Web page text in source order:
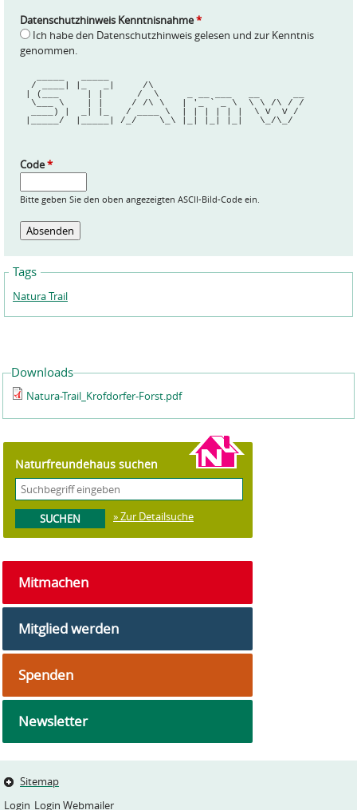
Datenschutzhinweis Kenntnisnahme*
Ich habe den Datenschutzhinweis gelesen und zur Kenntnis
genommen.
  / ____| |_   _|     /\
| (___     | |      /  \     _ __ ___   __      __
  \___ \    | |     / /\ \   | '_ ` _ \  \ \ /\ / /
  ____) |  _| |_   / ____ \  | | | | | |  \ V  V /
|_____/  |_____| /_/    \_\ |_| |_| |_|   \_/\_/
Code*
Bitte geben Sie den oben angezeigten ASCII-Bild-Code ein.
Tags
Natura Trail
Downloads
Natura-Trail_Krofdorfer-Forst.pdf
Naturfreundehaus suchen
» Zur Detailsuche
Mitmachen
Mitglied werden
Spenden
Newsletter
Sitemap
Login Login Webmailer